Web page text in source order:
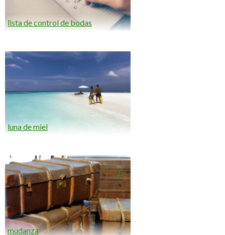
lista de control de bodas
luna de miel
mudanza